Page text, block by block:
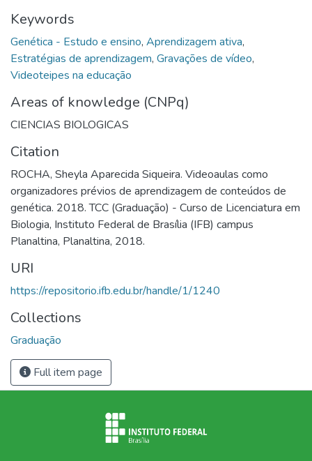
Keywords
Genética - Estudo e ensino, Aprendizagem ativa,
Estratégias de aprendizagem, Gravações de vídeo,
Videoteipes na educação
Areas of knowledge (CNPq)
CIENCIAS BIOLOGICAS
Citation
ROCHA, Sheyla Aparecida Siqueira. Videoaulas como
organizadores prévios de aprendizagem de conteúdos de
genética. 2018. TCC (Graduação) - Curso de Licenciatura em
Biologia, Instituto Federal de Brasília (IFB) campus
Planaltina, Planaltina, 2018.
URI
https://repositorio.ifb.edu.br/handle/1/1240
Collections
Graduação
Full item page